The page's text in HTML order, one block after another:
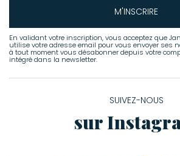
M'INSCRIRE
En validant votre inscription, vous acceptez que
utilise votre adresse email pour vous envoyer ses
à tout moment vous désabonner depuis votre
intégré dans la newsletter.
SUIVEZ-NOUS
sur